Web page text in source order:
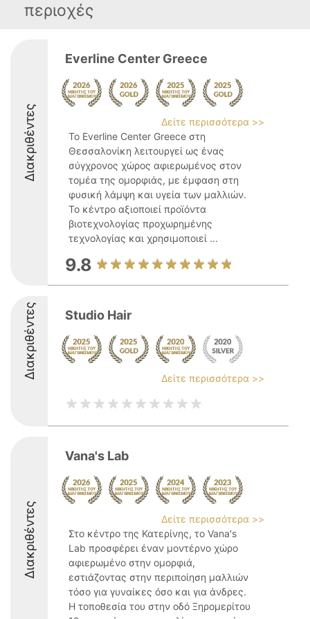
περιοχές
Διακριθέντες
Everline Center Greece
Δείτε περισσότερα >>
Το Everline Center Greece στη
Θεσσαλονίκη λειτουργεί ως ένας
σύγχρονος χώρος αφιερωμένος στον
τομέα της ομορφιάς, με έμφαση στη
φυσική λάμψη και υγεία των μαλλιών.
Το κέντρο αξιοποιεί προϊόντα
βιοτεχνολογίας προχωρημένης
τεχνολογίας και χρησιμοποιεί ...
9.8
Διακριθέντες Studio Hair
Δείτε περισσότερα >>
Διακριθέντες
Vana's Lab
Δείτε περισσότερα >>
Στο κέντρο της Κατερίνης, το Vana's
Lab προσφέρει έναν μοντέρνο χώρο
αφιερωμένο στην ομορφιά,
εστιάζοντας στην περιποίηση μαλλιών
τόσο για γυναίκες όσο και για άνδρες.
Η τοποθεσία του στην οδό Ξηρομερίτου